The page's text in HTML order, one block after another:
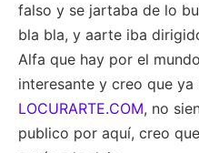
falso y se jartaba de lo
bla bla, y aarte iba
Alfa que hay por el
interesante y creo que
LOCURARTE.COM, no
publico por aquí, creo